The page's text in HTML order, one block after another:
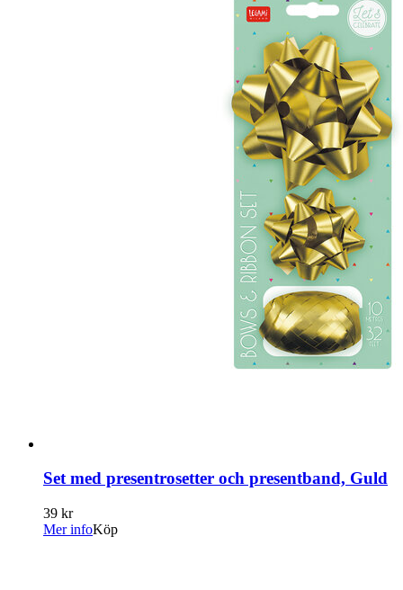
Set med presentrosetter och presentband, Guld
39 kr
Mer infoKöp